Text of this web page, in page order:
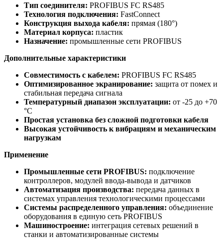
Тип соединителя: PROFIBUS FC RS485
Технология подключения: FastConnect
Конструкция выхода кабеля: прямая (180°)
Материал корпуса: пластик
Назначение: промышленные сети PROFIBUS
Дополнительные характеристики
Совместимость с кабелем: PROFIBUS FC RS485
Оптимизированное экранирование: защита от помех и
стабильная передача сигнала
Температурный диапазон эксплуатации: от -25 до +70
°C
Простая установка без сложной подготовки кабеля
Высокая устойчивость к вибрациям и механическим
нагрузкам
Применение
Промышленные сети PROFIBUS: подключение
контроллеров, модулей ввода-вывода и датчиков
Автоматизация производства: передача данных в
системах управления технологическими процессами
Системы распределенного управления: объединение
оборудования в единую сеть PROFIBUS
Машиностроение: интеграция сетевых решений в
станки и автоматизированные системы